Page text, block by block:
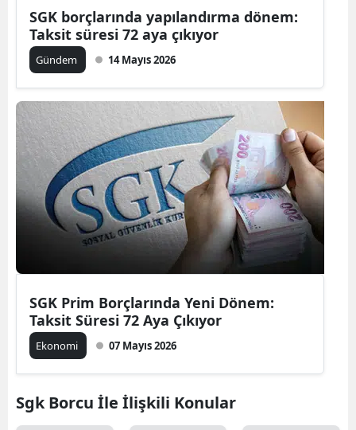
SGK borçlarında yapılandırma dönem:
Taksit süresi 72 aya çıkıyor
Gündem 14 Mayıs 2026
SGK Prim Borçlarında Yeni Dönem:
Taksit Süresi 72 Aya Çıkıyor
Ekonomi 07 Mayıs 2026
Sgk Borcu İle İlişkili Konular